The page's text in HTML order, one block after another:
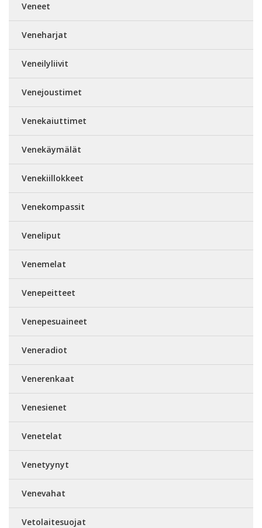
Veneet
Veneharjat
Veneilyliivit
Venejoustimet
Venekaiuttimet
Venekäymälät
Venekiillokkeet
Venekompassit
Veneliput
Venemelat
Venepeitteet
Venepesuaineet
Veneradiot
Venerenkaat
Venesienet
Venetelat
Venetyynyt
Venevahat
Vetolaitesuojat